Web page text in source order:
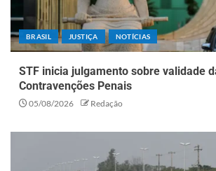
BRASIL JUSTIÇA NOTÍCIAS
STF inicia julgamento sobre validade
Contravenções Penais
05/08/2026 Redação